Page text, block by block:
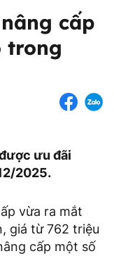
cấp
trong
ưu đãi
2025.
vừa ra mắt
giá từ 762 triệu
cấp một số